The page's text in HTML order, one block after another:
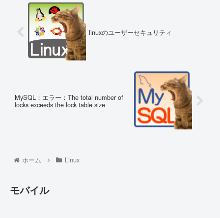
linuxのユーザーセキュリティ
MySQL：エラー：The total number of
locks exceeds the lock table size
ホーム Linux
モバイル